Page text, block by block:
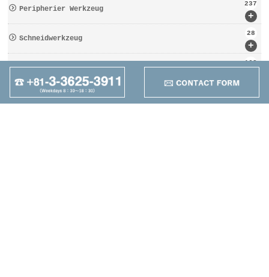
+
Peripherier Werkzeug
237
+
Schneidwerkzeug
28
Werkzeugbezogen
162
+
Anders